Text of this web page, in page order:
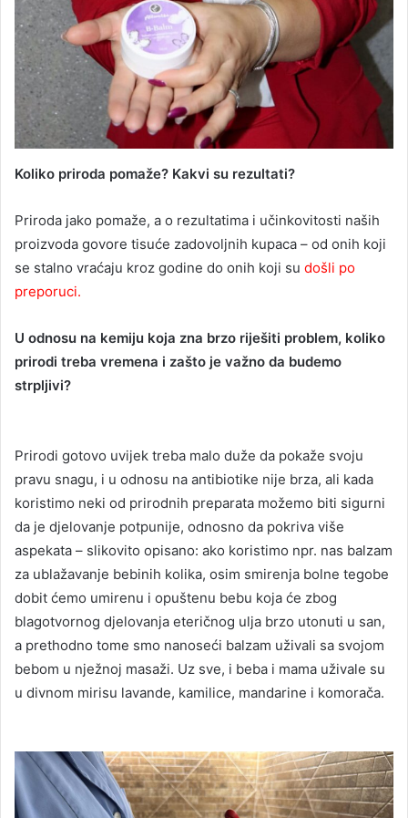
Koliko priroda pomaže? Kakvi su rezultati?
Priroda jako pomaže, a o rezultatima i učinkovitosti naših
proizvoda govore tisuće zadovoljnih kupaca – od onih koji
se stalno vraćaju kroz godine do onih koji su došli po
preporuci.
U odnosu na kemiju koja zna brzo riješiti problem, koliko
prirodi treba vremena i zašto je važno da budemo
strpljivi?
Prirodi gotovo uvijek treba malo duže da pokaže svoju
pravu snagu, i u odnosu na antibiotike nije brza, ali kada
koristimo neki od prirodnih preparata možemo biti sigurni
da je djelovanje potpunije, odnosno da pokriva više
aspekata – slikovito opisano: ako koristimo npr. nas balzam
za ublažavanje bebinih kolika, osim smirenja bolne tegobe
dobit ćemo umirenu i opuštenu bebu koja će zbog
blagotvornog djelovanja eteričnog ulja brzo utonuti u san,
a prethodno tome smo nanoseći balzam uživali sa svojom
bebom u nježnoj masaži. Uz sve, i beba i mama uživale su
u divnom mirisu lavande, kamilice, mandarine i komorača.